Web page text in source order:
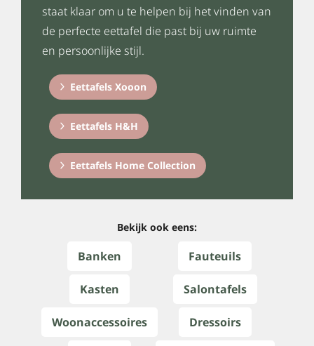
staat klaar om u te helpen bij het vinden van
de perfecte eettafel die past bij uw ruimte
en persoonlijke stijl.
Eettafels Xooon
Eettafels H&H
Eettafels Home Collection
Bekijk ook eens:
Banken Fauteuils
Kasten Salontafels
Woonaccessoires Dressoirs